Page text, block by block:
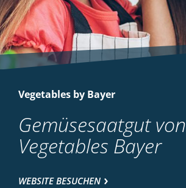
Vegetables by Bayer
Gemüsesaatgut von
Vegetables Bayer
WEBSITE BESUCHEN